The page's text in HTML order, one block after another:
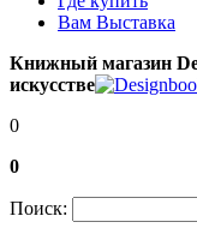
Вам Выставка
Книжный магазин
искусстве
0
0
Поиск: